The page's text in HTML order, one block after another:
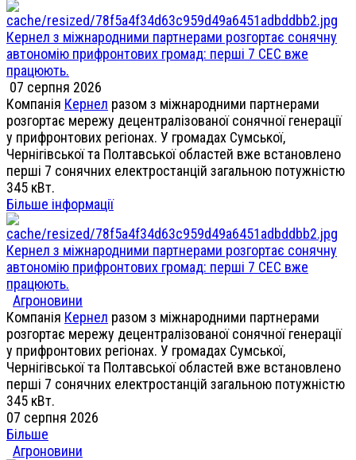
Кернел з міжнародними партнерами розгортає сонячну
автономію прифронтових громад: перші 7 СЕС вже
працюють.
07 серпня 2026
Компанія Кернел разом з міжнародними партнерами
розгортає мережу децентралізованої сонячної генерації
у прифронтових регіонах. У громадах Сумської,
Чернігівської та Полтавської областей вже встановлено
перші 7 сонячних електростанцій загальною потужністю
345 кВт.
Більше інформації
Кернел з міжнародними партнерами розгортає сонячну
автономію прифронтових громад: перші 7 СЕС вже
працюють.
Агроновини
Компанія Кернел разом з міжнародними партнерами
розгортає мережу децентралізованої сонячної генерації
у прифронтових регіонах. У громадах Сумської,
Чернігівської та Полтавської областей вже встановлено
перші 7 сонячних електростанцій загальною потужністю
345 кВт.
07 серпня 2026
Більше
Агроновини